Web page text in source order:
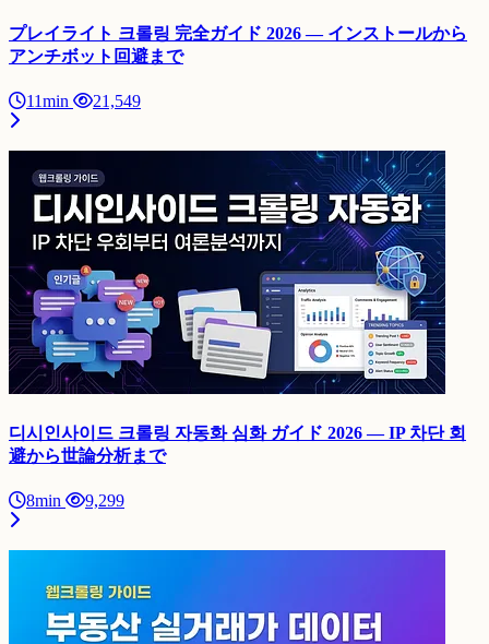
プレイライト 크롤링 完全ガイド 2026 — インストールから
アンチボット回避まで
11min 21,549
디시인사이드 크롤링 자동화 심화 ガイド 2026 — IP 차단 회
避から世論分析まで
8min 9,299